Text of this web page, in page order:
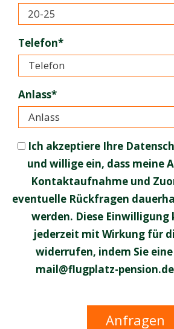
Telefon*
Anlass*
Ich akzeptiere Ihre
und willige ein, dass meine
Kontaktaufnahme und
eventuelle Rückfragen
werden. Diese Einwilligung
jederzeit mit Wirkung für
widerrufen, indem Sie
mail@flugplatz-